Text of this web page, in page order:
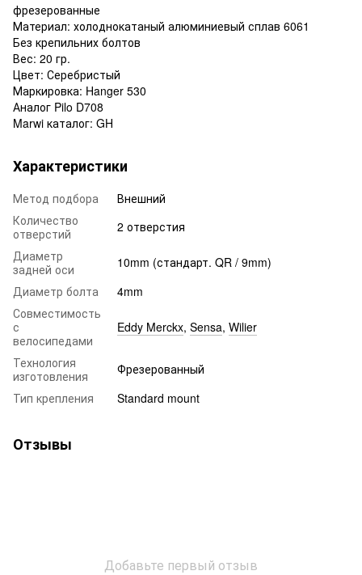
фрезерованные
Материал: холоднокатаный алюминиевый сплав 6061
Без крепильних болтов
Вес: 20 гр.
Цвет: Серебристый
Маркировка: Hanger 530
Аналог Pilo D708
Marwi каталог: GH
Характеристики
Метод подбора
Внешний
Количество
отверстий
2 отверстия
Диаметр
задней оси
10mm (стандарт. QR / 9mm)
Диаметр болта
4mm
Совместимость
с
велосипедами
Eddy Merckx, Sensa, Wilier
Технология
изготовления
Фрезерованный
Тип крепления
Standard mount
Отзывы
Добавьте первый отзыв